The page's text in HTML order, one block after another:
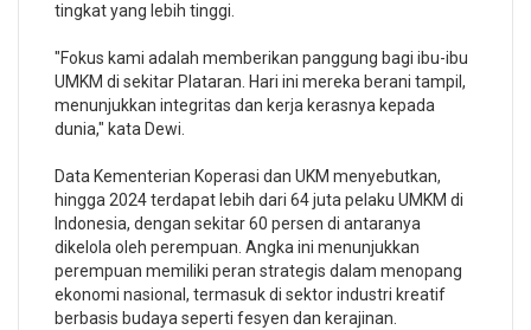
tingkat yang lebih tinggi.
"Fokus kami adalah memberikan panggung bagi ibu-ibu
UMKM di sekitar Plataran. Hari ini mereka berani tampil,
menunjukkan integritas dan kerja kerasnya kepada
dunia," kata Dewi.
Data Kementerian Koperasi dan UKM menyebutkan,
hingga 2024 terdapat lebih dari 64 juta pelaku UMKM di
Indonesia, dengan sekitar 60 persen di antaranya
dikelola oleh perempuan. Angka ini menunjukkan
perempuan memiliki peran strategis dalam menopang
ekonomi nasional, termasuk di sektor industri kreatif
berbasis budaya seperti fesyen dan kerajinan.